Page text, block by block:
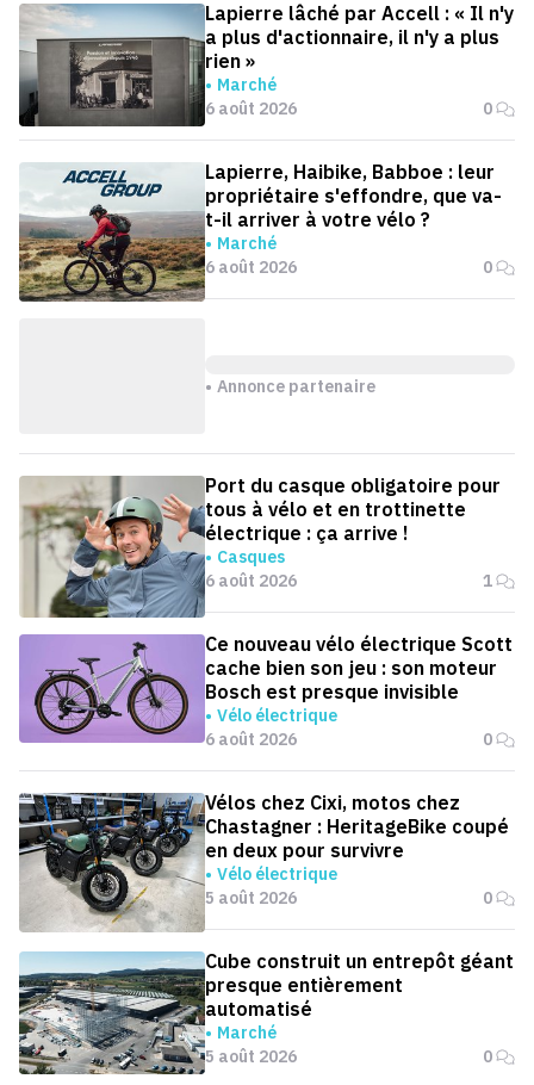
Lapierre lâché par Accell : « Il n'y
a plus d'actionnaire, il n'y a plus
rien »
Marché
6 août 2026
0
Lapierre, Haibike, Babboe : leur
propriétaire s'effondre, que va-
t-il arriver à votre vélo ?
Marché
6 août 2026
0
Annonce partenaire
Port du casque obligatoire pour
tous à vélo et en trottinette
électrique : ça arrive !
Casques
6 août 2026
1
Ce nouveau vélo électrique Scott
cache bien son jeu : son moteur
Bosch est presque invisible
Vélo électrique
6 août 2026
0
Vélos chez Cixi, motos chez
Chastagner : HeritageBike coupé
en deux pour survivre
Vélo électrique
5 août 2026
0
Cube construit un entrepôt géant
presque entièrement
automatisé
Marché
5 août 2026
0